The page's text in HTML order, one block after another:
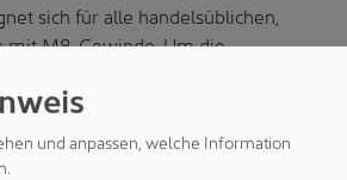
sich für alle handelsüblichen,
mit M8-Gewinde. Um die
zu machen, bietet Ganter
M8-Stecker, lässt sich mit
und anpassen, welche Information